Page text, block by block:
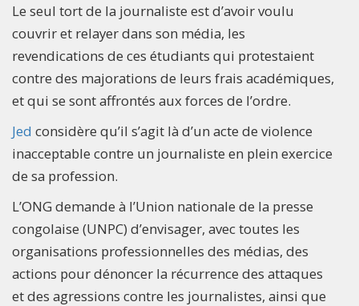
Le seul tort de la journaliste est d’avoir voulu
couvrir et relayer dans son média, les
revendications de ces étudiants qui protestaient
contre des majorations de leurs frais académiques,
et qui se sont affrontés aux forces de l’ordre.
Jed considère qu’il s’agit là d’un acte de violence
inacceptable contre un journaliste en plein exercice
de sa profession.
L’ONG demande à l’Union nationale de la presse
congolaise (UNPC) d’envisager, avec toutes les
organisations professionnelles des médias, des
actions pour dénoncer la récurrence des attaques
et des agressions contre les journalistes, ainsi que